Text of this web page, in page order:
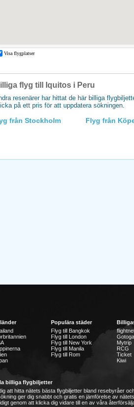
flyg till Iquitos i Peru
resenärer har hittat de här billiga
på ett pris för att uppdatera sökningen.
från Stockholm Flyg från
Populära städer
Flyg till Bangkok
Flyg till London
Flyg till New York
Flyg till Manila
Flyg till Rom
Mytrip
RCG
Ticket
Kiwi
billiga flygbiljetter
att hitta nätets bästa flygbiljetter bland resebyråer
ger dig snabbt och gratis en jämförelse av
genom att klicka dig vidare till en av våra